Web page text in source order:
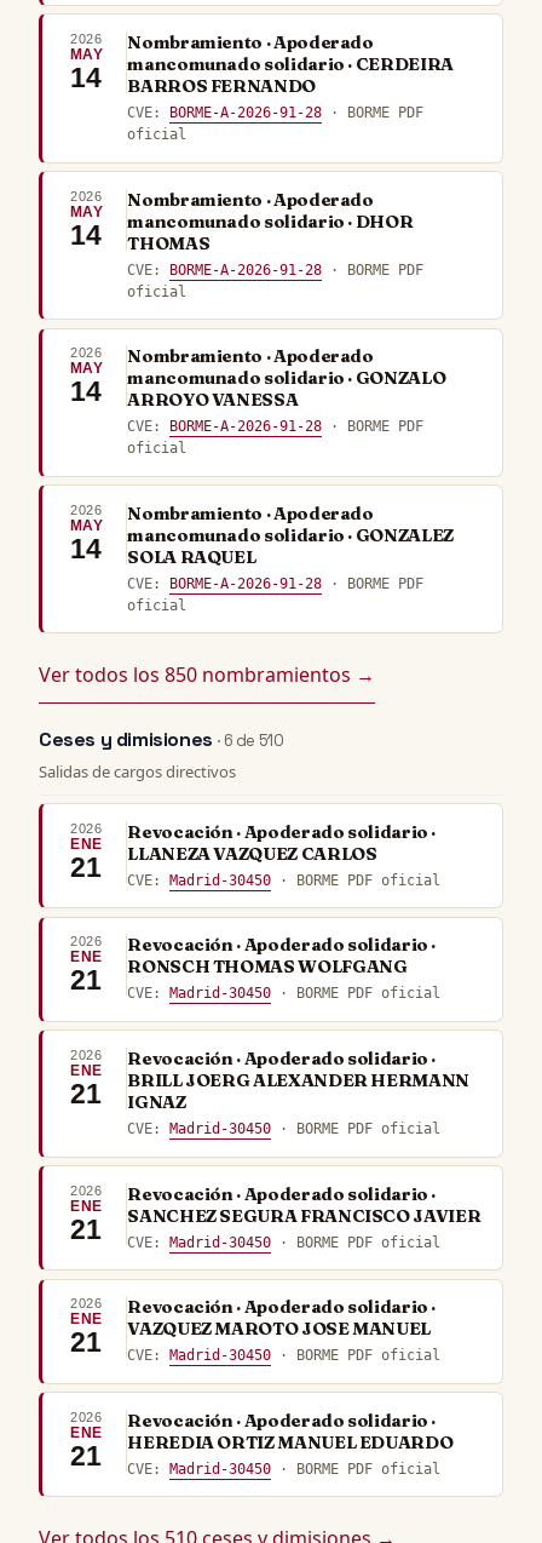
2026
MAY
14
Nombramiento · Apoderado
mancomunado solidario · CERDEIRA
BARROS FERNANDO
CVE: BORME-A-2026-91-28 · BORME PDF
oficial
2026
MAY
14
Nombramiento · Apoderado
mancomunado solidario · DHOR
THOMAS
CVE: BORME-A-2026-91-28 · BORME PDF
oficial
2026
MAY
14
Nombramiento · Apoderado
mancomunado solidario · GONZALO
ARROYO VANESSA
CVE: BORME-A-2026-91-28 · BORME PDF
oficial
2026
MAY
14
Nombramiento · Apoderado
mancomunado solidario · GONZALEZ
SOLA RAQUEL
CVE: BORME-A-2026-91-28 · BORME PDF
oficial
Ver todos los 850 nombramientos →
Ceses y dimisiones · 6 de 510
Salidas de cargos directivos
2026
ENE
21
Revocación · Apoderado solidario ·
LLANEZA VAZQUEZ CARLOS
CVE:Madrid-30450 · BORME PDF oficial
2026
ENE
21
Revocación · Apoderado solidario ·
RONSCH THOMAS WOLFGANG
CVE: Madrid-30450 · BORME PDF oficial
2026
ENE
21
Revocación · Apoderado solidario ·
BRILL JOERG ALEXANDER HERMANN
IGNAZ
CVE: Madrid-30450 · BORME PDF oficial
2026
ENE
21
Revocación · Apoderado solidario ·
SANCHEZ SEGURA FRANCISCO JAVIER
CVE:Madrid-30450 · BORME PDF oficial
2026
ENE
21
Revocación · Apoderado solidario ·
VAZQUEZ MAROTO JOSE MANUEL
CVE: Madrid-30450 · BORME PDF oficial
2026
ENE
21
Revocación · Apoderado solidario ·
HEREDIA ORTIZ MANUEL EDUARDO
CVE:Madrid-30450 · BORME PDF oficial